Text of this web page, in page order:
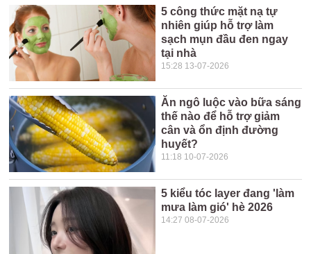
5 công thức mặt nạ tự
nhiên giúp hỗ trợ làm
sạch mụn đầu đen ngay
tại nhà
15:28 13-07-2026
Ăn ngô luộc vào bữa sáng
thế nào để hỗ trợ giảm
cân và ổn định đường
huyết?
11:18 10-07-2026
5 kiểu tóc layer đang 'làm
mưa làm gió' hè 2026
14:27 08-07-2026